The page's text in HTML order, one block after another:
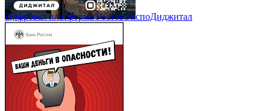
Цифровая платформа РостовЭкспоДиджитал